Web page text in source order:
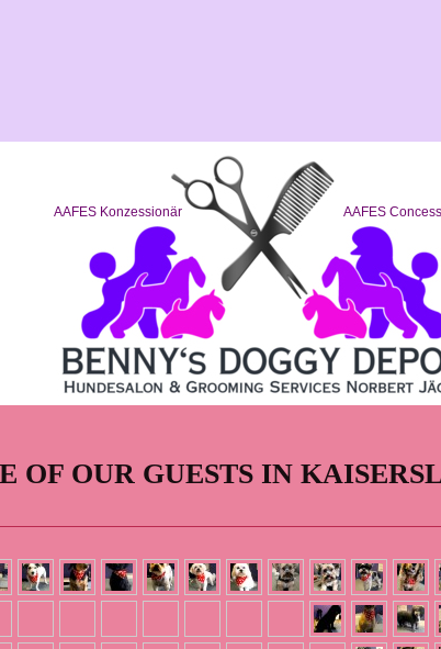
AAFES Konzessionär AAFES
OF OUR GUESTS IN